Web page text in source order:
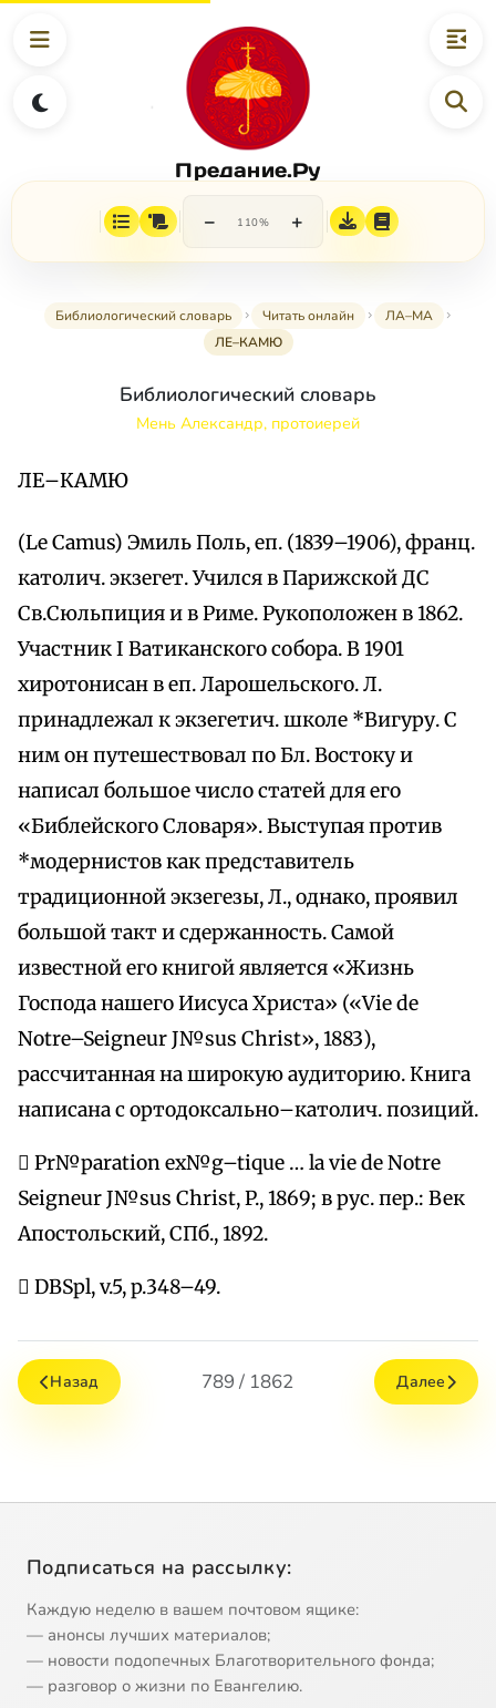
Предание.Ру
− 110% +
Библиологический словарь Читать онлайн
ЛА–МА
ЛЕ–КАМЮ
Библиологический словарь
Мень Александр, протоиерей
ЛЕ–КАМЮ
(Le Camus) Эмиль Поль, еп. (1839–1906), франц.
католич. экзегет. Учился в Парижской ДС
Св.Сюльпиция и в Риме. Рукоположен в 1862.
Участник I Ватиканского собора. В 1901
хиротонисан в еп. Ларошельского. Л.
принадлежал к экзегетич. школе *Вигуру. С
ним он путешествовал по Бл. Востоку и
написал большое число статей для его
«Библейского Словаря». Выступая против
*модернистов как представитель
традиционной экзегезы, Л., однако, проявил
большой такт и сдержанность. Самой
известной его книгой является «Жизнь
Господа нашего Иисуса Христа» («Vie de
Notre–Seigneur J№sus Christ», 1883),
рассчитанная на широкую аудиторию. Книга
написана с ортодоксально–католич. позиций.
 Pr№paration ex№g–tique … la vie de Notre
Seigneur J№sus Christ, P., 1869; в рус. пер.: Век
Апостольский, СПб., 1892.
 DBSpl, v.5, p.348–49.
Назад 789 / 1862 Далее
Подписаться на рассылку:
Каждую неделю в вашем почтовом ящике:
— анонсы лучших материалов;
— новости подопечных Благотворительного фонда;
— разговор о жизни по Евангелию.